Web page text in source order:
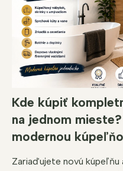
Kde kúpiť
na jednom
modernou
Zariaďujete novú